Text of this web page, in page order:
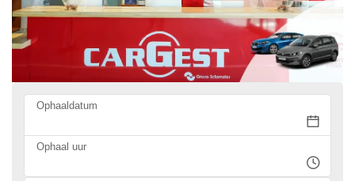
Ophaaldatum
Ophaal uur